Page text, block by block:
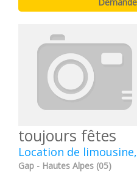
toujours fêtes
Location de
Gap - Hautes Alpes (05)